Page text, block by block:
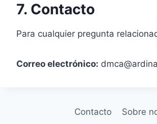
7. Contacto
Para cualquier pregunta
Correo electrónico:
Contacto Sobre